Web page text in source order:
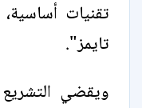
تقنيات
تايمز".
ويقضي